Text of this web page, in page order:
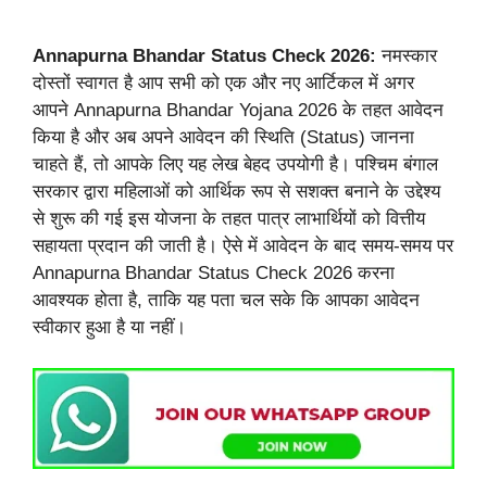
Annapurna Bhandar Status Check 2026: नमस्कार
दोस्तों स्वागत है आप सभी को एक और नए आर्टिकल में अगर
आपने Annapurna Bhandar Yojana 2026 के तहत आवेदन
किया है और अब अपने आवेदन की स्थिति (Status) जानना
चाहते हैं, तो आपके लिए यह लेख बेहद उपयोगी है। पश्चिम बंगाल
सरकार द्वारा महिलाओं को आर्थिक रूप से सशक्त बनाने के उद्देश्य
से शुरू की गई इस योजना के तहत पात्र लाभार्थियों को वित्तीय
सहायता प्रदान की जाती है। ऐसे में आवेदन के बाद समय-समय पर
Annapurna Bhandar Status Check 2026 करना
आवश्यक होता है, ताकि यह पता चल सके कि आपका आवेदन
स्वीकार हुआ है या नहीं।